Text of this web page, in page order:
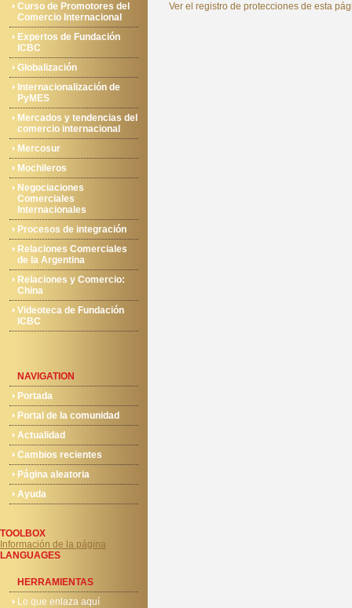
Curso de Promotores del
Comercio Internacional
Expertos de Fundación
ICBC
Globalización
Internacionalización de
PyMES
Mercados y tendencias del
comercio internacional
Mercosur
Mochileros
Negociaciones
Comerciales
Internacionales
Procesos de integración
Relaciones Comerciales
de la Argentina
Relaciones y Comercio:
China
Videoteca de Fundación
ICBC
NAVIGATION
Portada
Portal de la comunidad
Actualidad
Cambios recientes
Página aleatoria
Ayuda
TOOLBOX
Información de la página
LANGUAGES
HERRAMIENTAS
Lo que enlaza aquí
Ver el registro de protecciones de esta